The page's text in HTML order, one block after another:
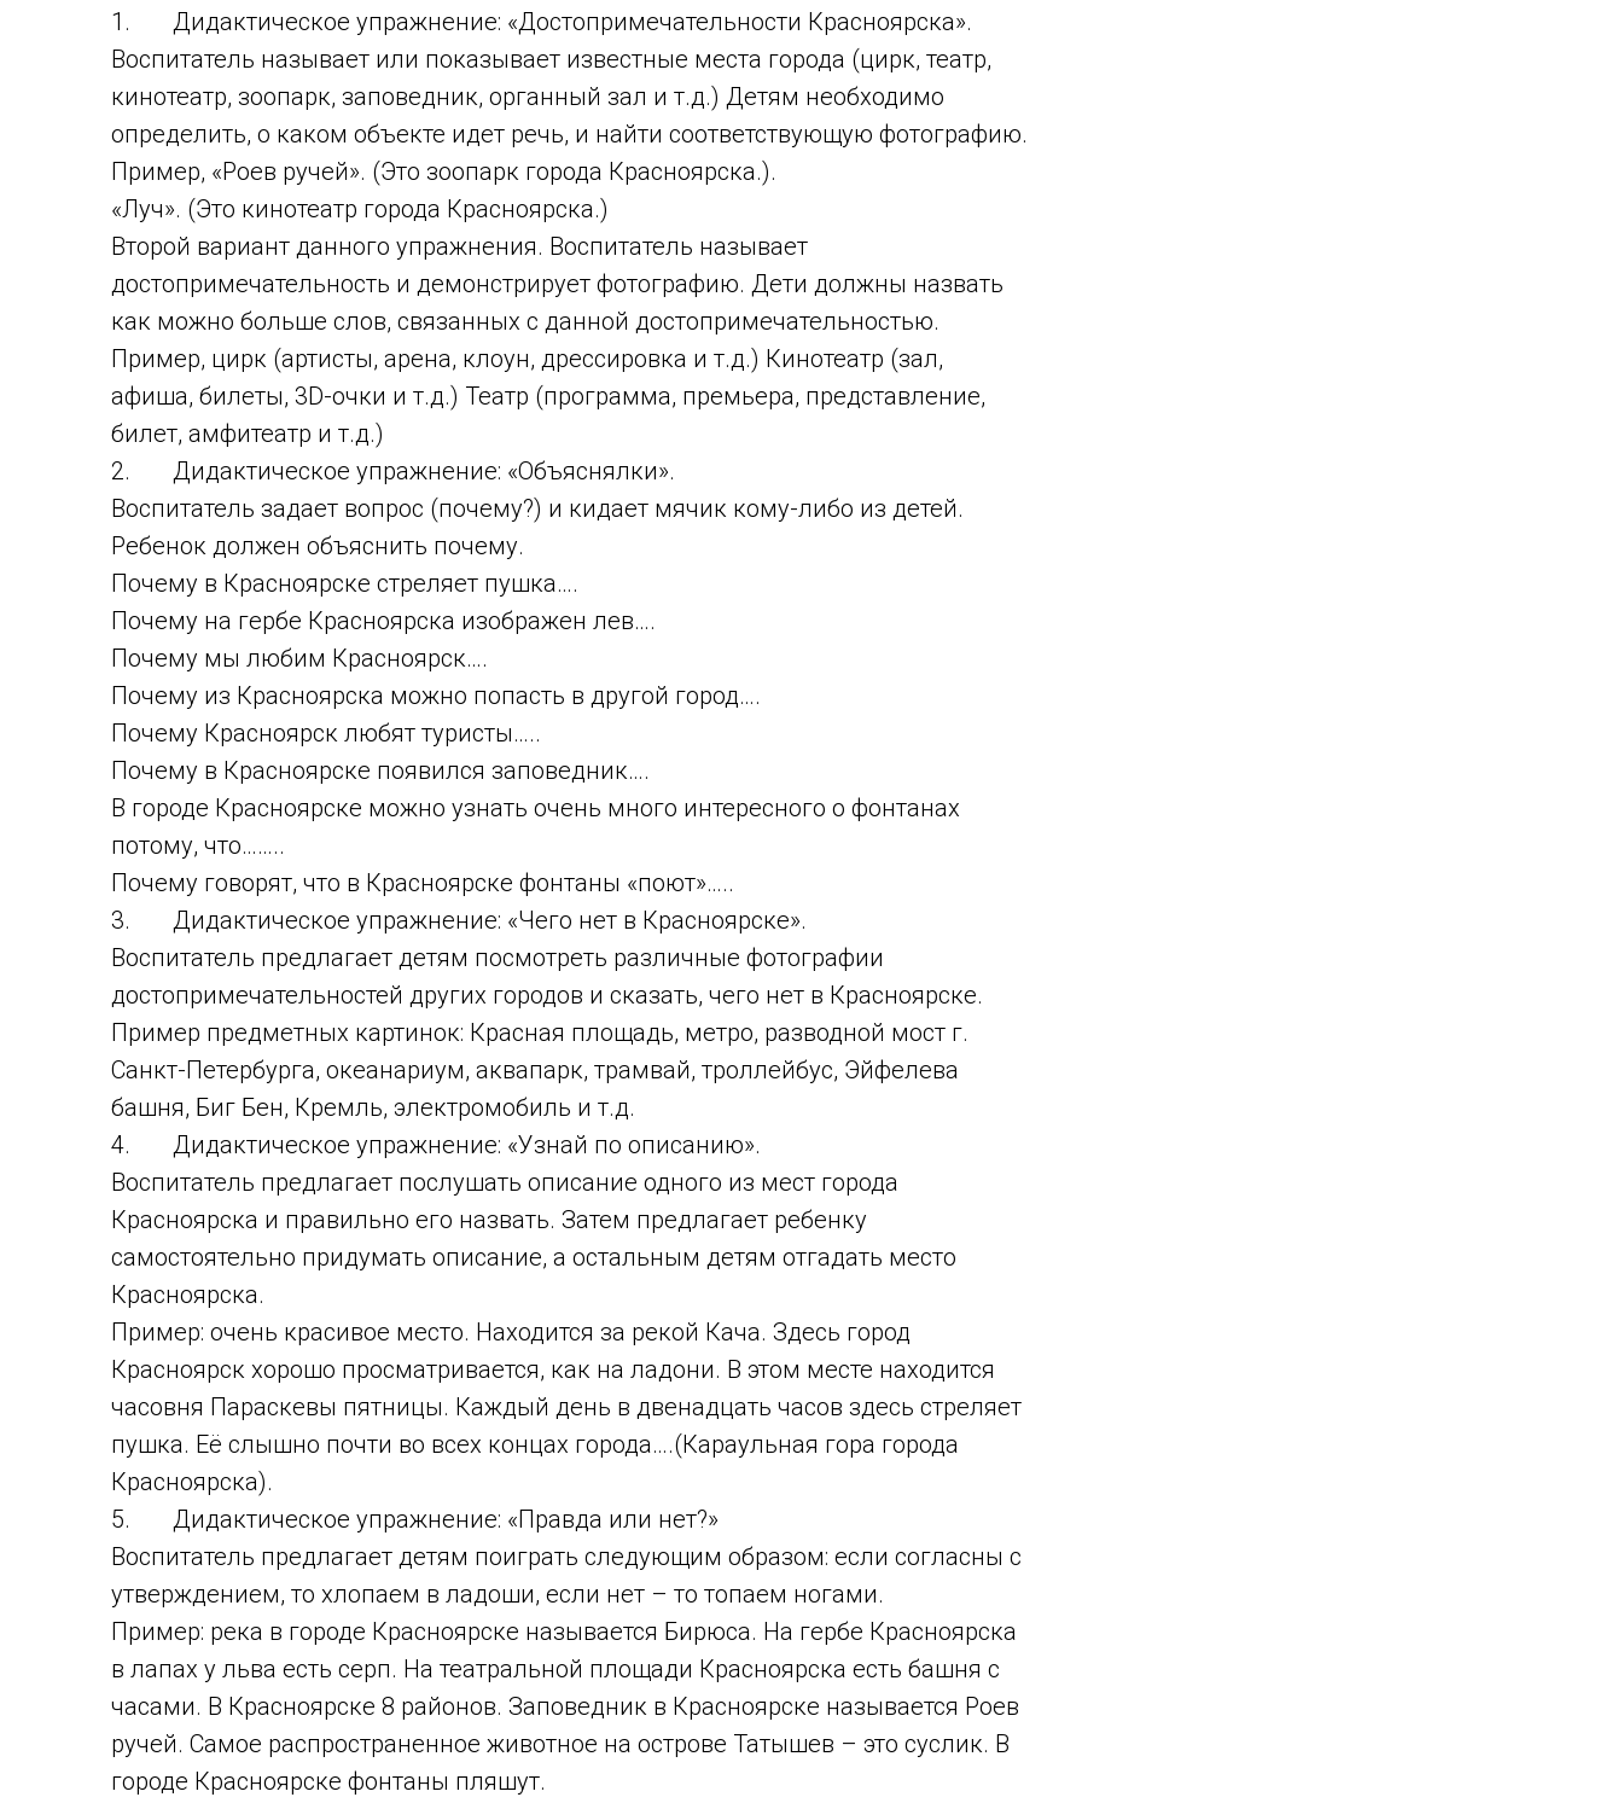
1. Дидактическое упражнение: «Достопримечательности Красноярска».
Воспитатель называет или показывает известные места города (цирк, театр,
кинотеатр, зоопарк, заповедник, органный зал и т.д.) Детям необходимо
определить, о каком объекте идет речь, и найти соответствующую фотографию.
Пример, «Роев ручей». (Это зоопарк города Красноярска.).
«Луч». (Это кинотеатр города Красноярска.)
Второй вариант данного упражнения. Воспитатель называет
достопримечательность и демонстрирует фотографию. Дети должны назвать
как можно больше слов, связанных с данной достопримечательностью.
Пример, цирк (артисты, арена, клоун, дрессировка и т.д.) Кинотеатр (зал,
афиша, билеты, 3D-очки и т.д.) Театр (программа, премьера, представление,
билет, амфитеатр и т.д.)
2. Дидактическое упражнение: «Объяснялки».
Воспитатель задает вопрос (почему?) и кидает мячик кому-либо из детей.
Ребенок должен объяснить почему.
Почему в Красноярске стреляет пушка….
Почему на гербе Красноярска изображен лев….
Почему мы любим Красноярск….
Почему из Красноярска можно попасть в другой город….
Почему Красноярск любят туристы…..
Почему в Красноярске появился заповедник….
В городе Красноярске можно узнать очень много интересного о фонтанах
потому, что……..
Почему говорят, что в Красноярске фонтаны «поют»…..
3. Дидактическое упражнение: «Чего нет в Красноярске».
Воспитатель предлагает детям посмотреть различные фотографии
достопримечательностей других городов и сказать, чего нет в Красноярске.
Пример предметных картинок: Красная площадь, метро, разводной мост г.
Санкт-Петербурга, океанариум, аквапарк, трамвай, троллейбус, Эйфелева
башня, Биг Бен, Кремль, электромобиль и т.д.
4. Дидактическое упражнение: «Узнай по описанию».
Воспитатель предлагает послушать описание одного из мест города
Красноярска и правильно его назвать. Затем предлагает ребенку
самостоятельно придумать описание, а остальным детям отгадать место
Красноярска.
Пример: очень красивое место. Находится за рекой Кача. Здесь город
Красноярск хорошо просматривается, как на ладони. В этом месте находится
часовня Параскевы пятницы. Каждый день в двенадцать часов здесь стреляет
пушка. Её слышно почти во всех концах города….(Караульная гора города
Красноярска).
5. Дидактическое упражнение: «Правда или нет?»
Воспитатель предлагает детям поиграть следующим образом: если согласны с
утверждением, то хлопаем в ладоши, если нет – то топаем ногами.
Пример: река в городе Красноярске называется Бирюса. На гербе Красноярска
в лапах у льва есть серп. На театральной площади Красноярска есть башня с
часами. В Красноярске 8 районов. Заповедник в Красноярске называется Роев
ручей. Самое распространенное животное на острове Татышев – это суслик. В
городе Красноярске фонтаны пляшут.